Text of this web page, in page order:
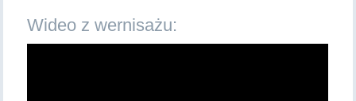
Wideo z wernisażu: